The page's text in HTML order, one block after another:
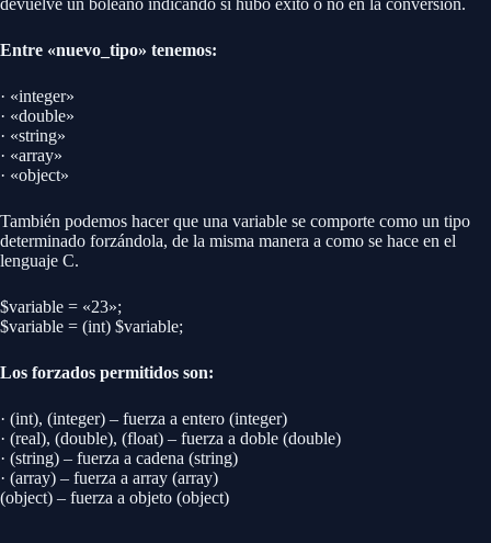
devuelve un boleano indicando si hubo éxito o no en la conversión.
Entre «nuevo_tipo» tenemos:
· «integer»
· «double»
· «string»
· «array»
· «object»
También podemos hacer que una variable se comporte como un tipo
determinado forzándola, de la misma manera a como se hace en el
lenguaje C.
$variable = «23»;
$variable = (int) $variable;
Los forzados permitidos son:
· (int), (integer) – fuerza a entero (integer)
· (real), (double), (float) – fuerza a doble (double)
· (string) – fuerza a cadena (string)
· (array) – fuerza a array (array)
(object) – fuerza a objeto (object)